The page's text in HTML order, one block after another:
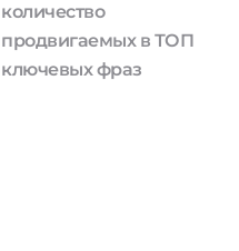
количество
продвигаемых в ТОП
ключевых фраз